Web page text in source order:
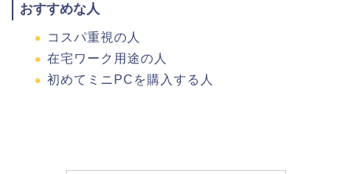
おすすめな人
コスパ重視の人
在宅ワーク用途の人
初めてミニPCを購入する人